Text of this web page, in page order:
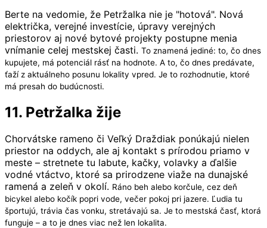
Berte na vedomie, že Petržalka nie je "hotová". Nová
električka, verejné investície, úpravy verejných
priestorov aj nové bytové projekty postupne menia
vnímanie celej mestskej časti. To znamená jediné: to, čo dnes
kupujete, má potenciál rásť na hodnote. A to, čo dnes predávate,
ťaží z aktuálneho posunu lokality vpred. Je to rozhodnutie, ktoré
má presah do budúcnosti.
11. Petržalka žije
Chorvátske rameno či Veľký Draždiak ponúkajú nielen
priestor na oddych, ale aj kontakt s prírodou priamo v
meste – stretnete tu labute, kačky, volavky a ďalšie
vodné vtáctvo, ktoré sa prirodzene viaže na dunajské
ramená a zeleň v okolí. Ráno beh alebo korčule, cez deň
bicykel alebo kočík popri vode, večer pokoj pri jazere. Ľudia tu
športujú, trávia čas vonku, stretávajú sa. Je to mestská časť, ktorá
funguje – a to je dnes viac než len lokalita.